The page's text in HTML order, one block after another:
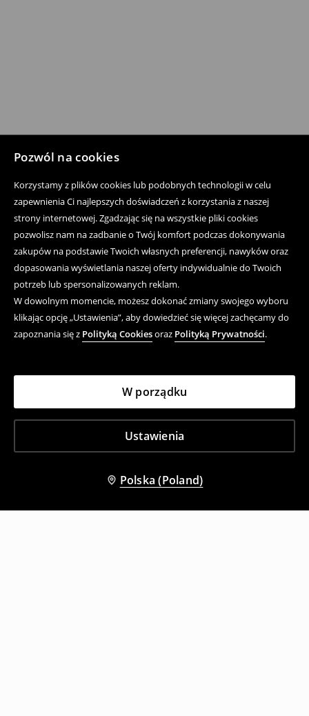
Pozwól na cookies
Korzystamy z plików cookies lub podobnych technologii w celu
zapewnienia Ci najlepszych doświadczeń z korzystania z naszej
strony internetowej. Zgadzając się na wszystkie pliki cookies
pozwolisz nam na zadbanie o Twój komfort podczas dokonywania
zakupów na podstawie Twoich własnych preferencji, nawyków oraz
dopasowania wyświetlania naszej oferty indywidualnie do Twoich
potrzeb lub spersonalizowanych reklam.
W dowolnym momencie, możesz dokonać zmiany swojego wyboru
klikając opcję „Ustawienia”, aby dowiedzieć się więcej zachęcamy do
zapoznania się z Polityką Cookiesoraz Polityką Prywatności.
Ustawienia
W porządku
Polska (Poland)